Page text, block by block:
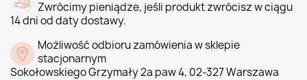
Zwrócimy pieniądze, jeśli produkt zwrócisz w ciągu
14 dni od daty dostawy.
Możliwość odbioru zamówienia w sklepie
stacjonarnym
Sokołowskiego Grzymały 2a paw 4, 02-327 Warszawa